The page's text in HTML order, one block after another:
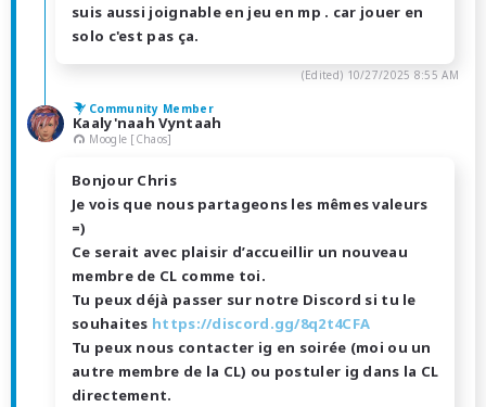
suis aussi joignable en jeu en mp . car jouer en
solo c'est pas ça.
(Edited) 10/27/2025 8:55 AM
Community Member
Kaaly'naah Vyntaah
Moogle [Chaos]
Bonjour Chris
Je vois que nous partageons les mêmes valeurs
=)
Ce serait avec plaisir d’accueillir un nouveau
membre de CL comme toi.
Tu peux déjà passer sur notre Discord si tu le
souhaites https://discord.gg/8q2t4CFA
Tu peux nous contacter ig en soirée (moi ou un
autre membre de la CL) ou postuler ig dans la CL
directement.